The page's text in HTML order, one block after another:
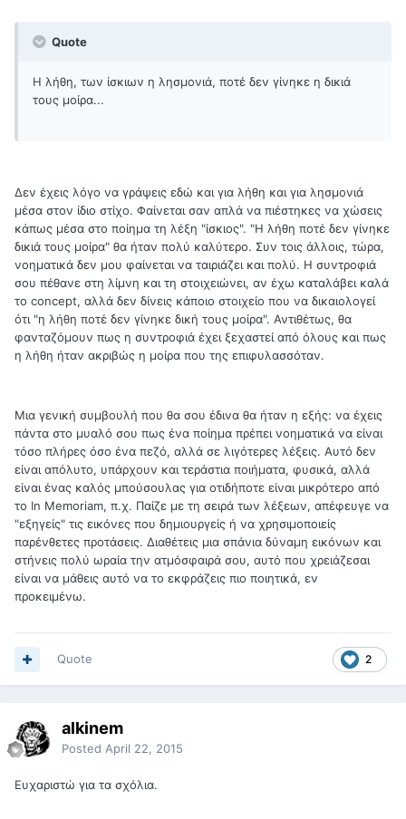
Quote
Η λήθη, των ίσκιων η λησμονιά, ποτέ δεν γίνηκε η δικιά
τους μοίρα...
Δεν έχεις λόγο να γράψεις εδώ και για λήθη και για λησμονιά
μέσα στον ίδιο στίχο. Φαίνεται σαν απλά να πιέστηκες να χώσεις
κάπως μέσα στο ποίημα τη λέξη "ίσκιος". "Η λήθη ποτέ δεν γίνηκε
δικιά τους μοίρα" θα ήταν πολύ καλύτερο. Συν τοις άλλοις, τώρα,
νοηματικά δεν μου φαίνεται να ταιριάζει και πολύ. Η συντροφιά
σου πέθανε στη λίμνη και τη στοιχειώνει, αν έχω καταλάβει καλά
το concept, αλλά δεν δίνεις κάποιο στοιχείο που να δικαιολογεί
ότι "η λήθη ποτέ δεν γίνηκε δική τους μοίρα". Αντιθέτως, θα
φανταζόμουν πως η συντροφιά έχει ξεχαστεί από όλους και πως
η λήθη ήταν ακριβώς η μοίρα που της επιφυλασσόταν.
Μια γενική συμβουλή που θα σου έδινα θα ήταν η εξής: να έχεις
πάντα στο μυαλό σου πως ένα ποίημα πρέπει νοηματικά να είναι
τόσο πλήρες όσο ένα πεζό, αλλά σε λιγότερες λέξεις. Αυτό δεν
είναι απόλυτο, υπάρχουν και τεράστια ποιήματα, φυσικά, αλλά
είναι ένας καλός μπούσουλας για οτιδήποτε είναι μικρότερο από
το In Memoriam, π.χ. Παίζε με τη σειρά των λέξεων, απέφευγε να
"εξηγείς" τις εικόνες που δημιουργείς ή να χρησιμοποιείς
παρένθετες προτάσεις. Διαθέτεις μια σπάνια δύναμη εικόνων και
στήνεις πολύ ωραία την ατμόσφαιρά σου, αυτό που χρειάζεσαι
είναι να μάθεις αυτό να το εκφράζεις πιο ποιητικά, εν
προκειμένω.
2
Quote
alkinem
Posted April 22, 2015
Ευχαριστώ για τα σχόλια.